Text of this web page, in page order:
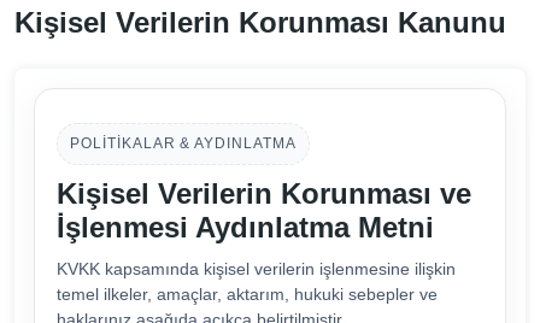
Kişisel Verilerin Korunması Kanunu
POLITIKALAR & AYDINLATMA
Kişisel Verilerin Korunması ve
İşlenmesi Aydınlatma Metni
KVKK kapsamında kişisel verilerin işlenmesine ilişkin
temel ilkeler, amaçlar, aktarım, hukuki sebepler ve